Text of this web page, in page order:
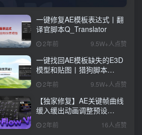
一键修复AE模板表达式丨翻
译官脚本Q_Translator
2年前 9.5W+人点赞
一键找回AE模板缺失的E3D
模型和贴图丨猎狗脚本
Q_Hound
2年前 9.5W+人点赞
【独家修复】AE关键帧曲线
缓入缓出动画调整预设
JerryFlow V2.0.1
2年前 16人点赞